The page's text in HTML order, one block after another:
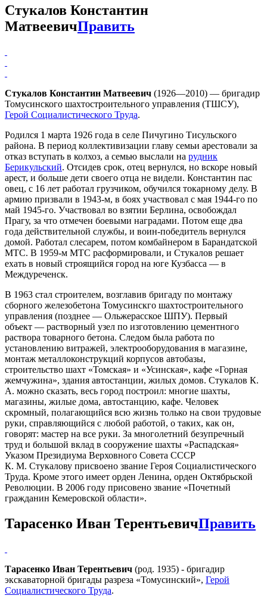
Стукалов Константин
МатвеевичПравить
Стукалов Константин Матвеевич (1926—2010) — бригадир
Томусинского шахтостроительного управления (ТШСУ),
Герой Социалистического Труда.
Родился 1 марта 1926 года в селе Пичугино Тисульского
района. В период коллективизации главу семьи арестовали за
отказ вступать в колхоз, а семью выслали на рудник
Берикульский. Отсидев срок, отец вернулся, но вскоре новый
арест, и больше дети своего отца не видели. Константин пас
овец, с 16 лет работал грузчиком, обучился токарному делу. В
армию призвали в 1943-м, в боях участвовал с мая 1944-го по
май 1945-го. Участвовал во взятии Берлина, освобождал
Прагу, за что отмечен боевыми наградами. Потом еще два
года действительной службы, и воин-победитель вернулся
домой. Работал слесарем, потом комбайнером в Барандатской
МТС. В 1959-м МТС расформировали, и Стукалов решает
ехать в новый строящийся город на юге Кузбасса — в
Междуреченск.
В 1963 стал строителем, возглавив бригаду по монтажу
сборного железобетона Томусинскго шахтостроительного
управления (позднее — Ольжерасское ШПУ). Первый
объект — растворный узел по изготовлению цементного
раствора товарного бетона. Следом была работа по
установлению витражей, электрооборудования в магазине,
монтаж металлоконструкций корпусов автобазы,
строительство шахт «Томская» и «Усинская», кафе «Горная
жемчужина», здания автостанции, жилых домов. Стукалов К.
А. можно сказать, весь город построил: многие шахты,
магазины, жилые дома, автостанцию, кафе. Человек
скромный, полагающийся всю жизнь только на свои трудовые
руки, справляющийся с любой работой, о таких, как он,
говорят: мастер на все руки. За многолетний безупречный
труд и большой вклад в сооружение шахты «Распадская»
Указом Президиума Верховного Совета СССР
К. М. Стукалову присвоено звание Героя Социалистического
Труда. Кроме этого имеет орден Ленина, орден Октябрьской
Революции. В 2006 году присовено звание «Почетный
гражданин Кемеровской области».
Тарасенко Иван ТерентьевичПравить
Тарасенко Иван Терентьевич (род. 1935) - бригадир
экскаваторной бригады разреза «Томусинский», Герой
Социалистического Труда.